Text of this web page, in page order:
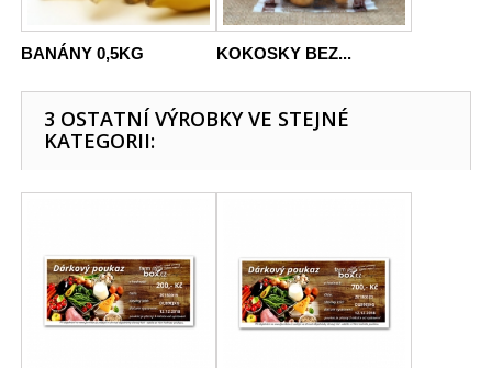
BANÁNY 0,5KG KOKOSKY BEZ...
3 OSTATNÍ VÝROBKY VE STEJNÉ
KATEGORII: